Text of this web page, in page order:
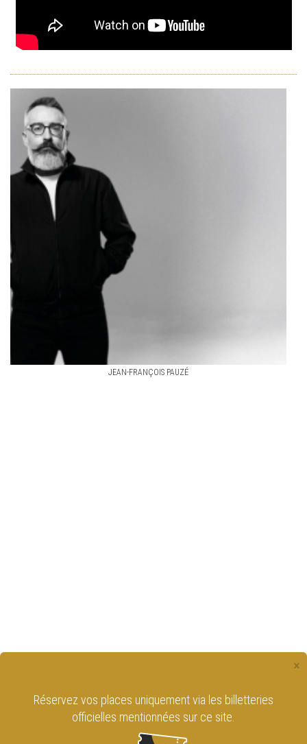
JEAN-FRANÇOIS PAUZÉ
×
Réservez vos places uniquement via les billetteries
officielles mentionnées sur ce site.